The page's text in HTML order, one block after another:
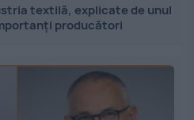
textilă, explicate de unul
producători